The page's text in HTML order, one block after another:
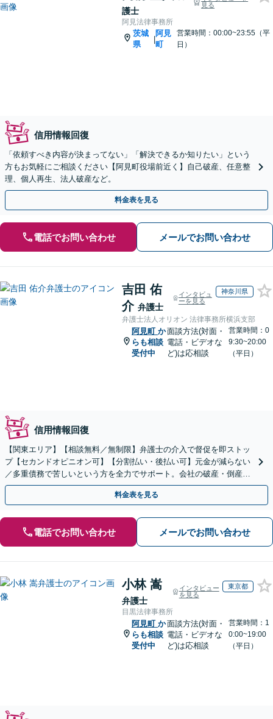
護士
見る
阿見法律事務所
茨城
県
|
阿見
町
営業時間：00:00~23:55（平
日）
信用情報回復
「依頼すべき内容が決まってない」「解決できるか知りたい」という
方もお気軽にご相談ください【阿見町役場前近く】自己破産、任意整
理、個人再生、法人破産など。
料金表を見る
電話でお問い合わせ メールでお問い合わせ
吉田 佑
介 弁護士
インタビュ
ーを見る
神奈川県
弁護士法人オリオン 法律事務所横浜支部
阿見町 か
らも相談
受付中
面談方法(対面・
電話・ビデオな
ど)は応相談
営業時間：0
9:30~20:00
（平日）
信用情報回復
【関東エリア】【相談無料／無制限】弁護士の介入で督促を即ストッ
プ【セカンドオピニオン可】【分割払い・後払い可】元金が減らない
／多重債務で苦しいという方を全力でサポート。会社の破産・倒産に
も対応。話しやすさを大切にしています。
料金表を見る
電話でお問い合わせ メールでお問い合わせ
小林 嵩
弁護士
インタビュー
を見る
東京都
目黒法律事務所
阿見町 か
らも相談
受付中
面談方法(対面・
電話・ビデオな
ど)は応相談
営業時間：1
0:00~19:00
（平日）